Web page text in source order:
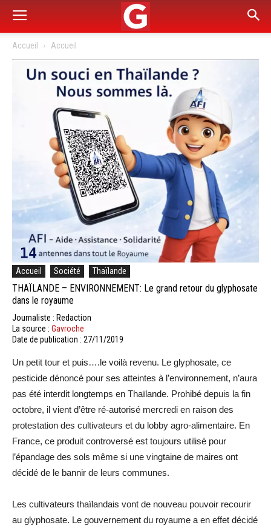
Accueil Accueil
Accueil Société Thaïlande
THAÏLANDE – ENVIRONNEMENT: Le grand retour du glyphosate
dans le royaume
Journaliste : Redaction
La source : Gavroche
Date de publication : 27/11/2019
Un petit tour et puis….le voilà revenu. Le glyphosate, ce
pesticide dénoncé pour ses atteintes à l’environnement, n’aura
pas été interdit longtemps en Thaïlande. Prohibé depuis la fin
octobre, il vient d’être ré-autorisé mercredi en raison des
protestation des cultivateurs et du lobby agro-alimentaire. En
France, ce produit controversé est toujours utilisé pour
l’épandage des sols même si une vingtaine de maires ont
décidé de le bannir de leurs communes.
Les cultivateurs thaïlandais vont de nouveau pouvoir recourir
au glyphosate. Le gouvernement du royaume a en effet décidé